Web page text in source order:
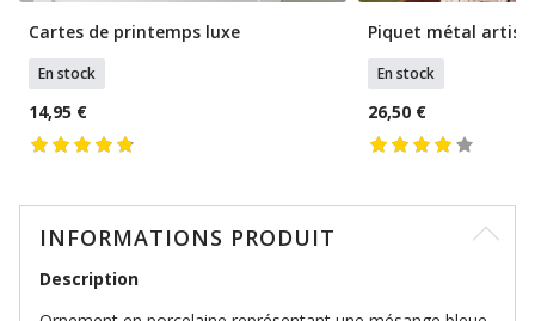
Cartes de printemps luxe
En stock
14,95 €
Piquet métal
En stock
26,50 €
INFORMATIONS PRODUIT
Description